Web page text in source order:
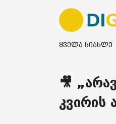
ყველა სიახლე
🎥
კვირის